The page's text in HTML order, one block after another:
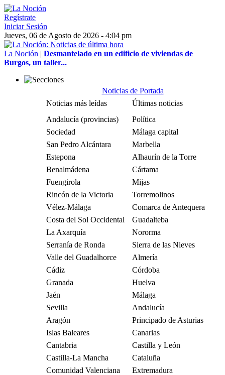
Regístrate
Iniciar Sesión
Jueves, 06 de Agosto de 2026 - 4:04 pm
La Noción | Desmantelado en un edificio de viviendas de
Burgos, un taller...
Noticias de Portada
Noticias más leídas
Últimas noticias
Andalucía (provincias)
Política
Sociedad
Málaga capital
San Pedro Alcántara
Marbella
Estepona
Alhaurín de la Torre
Benalmádena
Cártama
Fuengirola
Mijas
Rincón de la Victoria
Torremolinos
Vélez-Málaga
Comarca de Antequera
Costa del Sol Occidental
Guadalteba
La Axarquía
Nororma
Serranía de Ronda
Sierra de las Nieves
Valle del Guadalhorce
Almería
Cádiz
Córdoba
Granada
Huelva
Jaén
Málaga
Sevilla
Andalucía
Aragón
Principado de Asturias
Islas Baleares
Canarias
Cantabria
Castilla y León
Castilla-La Mancha
Cataluña
Comunidad Valenciana
Extremadura